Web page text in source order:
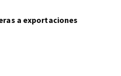
a exportaciones